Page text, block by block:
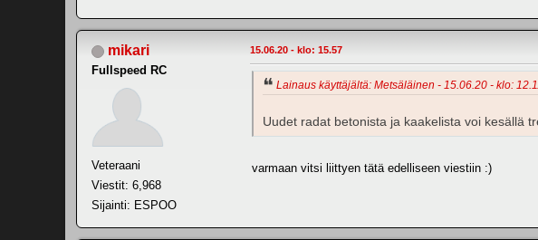
mikari
Fullspeed RC
Veteraani
Viestit: 6,968
Sijainti: ESPOO
15.06.20 - klo: 15.57
Lainaus käyttäjältä: Metsäläinen - 15.06.20 - klo:
Uudet radat betonista ja kaakelista voi kesällä
varmaan vitsi liittyen tätä edelliseen viestiin :)